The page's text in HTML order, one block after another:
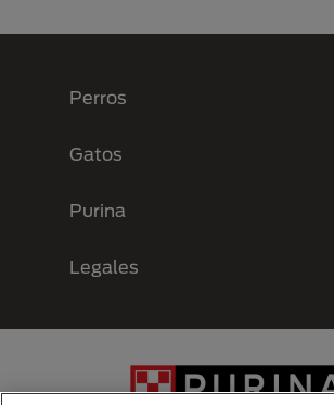
Perros
Gatos
Purina
Legales